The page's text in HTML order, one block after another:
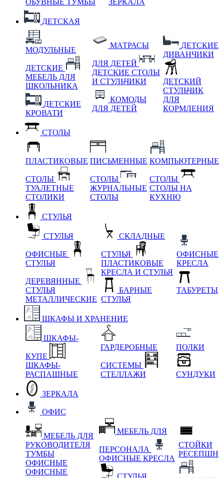
ОБУВНЫЕ ТУМБЫ
ЗЕРКАЛА
ДЕТСКАЯ
МОДУЛЬНЫЕ
ДЕТСКИЕ
МЕБЕЛЬ ДЛЯ
ШКОЛЬНИКА
ДЕТСКИЕ
КРОВАТИ
МАТРАСЫ
ДЛЯ ДЕТЕЙ
ДЕТСКИЕ СТОЛЫ
И СТУЛЬЧИКИ
КОМОДЫ
ДЛЯ ДЕТЕЙ
ДЕТСКИЕ
ДИВАНЧИКИ
ДЕТСКИЙ
СТУЛЬЧИК
ДЛЯ
КОРМЛЕНИЯ
СТОЛЫ
ПЛАСТИКОВЫЕ
СТОЛЫ
ТУАЛЕТНЫЕ
СТОЛИКИ
ПИСЬМЕННЫЕ
СТОЛЫ
ЖУРНАЛЬНЫЕ
СТОЛЫ
КОМПЬЮТЕРНЫЕ
СТОЛЫ
СТОЛЫ НА
КУХНЮ
СТУЛЬЯ
СТУЛЬЯ
ОФИСНЫЕ
СТУЛЬЯ
ДЕРЕВЯННЫЕ
СТУЛЬЯ
МЕТАЛЛИЧЕСКИЕ
СКЛАДНЫЕ
СТУЛЬЯ
ПЛАСТИКОВЫЕ
КРЕСЛА И СТУЛЬЯ
БАРНЫЕ
СТУЛЬЯ
ОФИСНЫЕ
КРЕСЛА
ТАБУРЕТЫ
ШКАФЫ И ХРАНЕНИЕ
ШКАФЫ-
КУПЕ
ШКАФЫ-
РАСПАШНЫЕ
ГАРДЕРОБНЫЕ
СИСТЕМЫ
СТЕЛЛАЖИ
ПОЛКИ
СУНДУКИ
ЗЕРКАЛА
ОФИС
МЕБЕЛЬ ДЛЯ
РУКОВОДИТЕЛЯ
ТУМБЫ
ОФИСНЫЕ
ОФИСНЫЕ
МЕБЕЛЬ ДЛЯ
ПЕРСОНАЛА
ОФИСНЫЕ КРЕСЛА
СТОЙКИ
РЕСЕПШН